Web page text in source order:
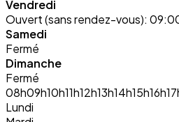
Vendredi
Ouvert (sans rendez-vous):
Samedi
Fermé
Dimanche
Fermé
08h09h10h11h12h13h14h15h16h
Lundi